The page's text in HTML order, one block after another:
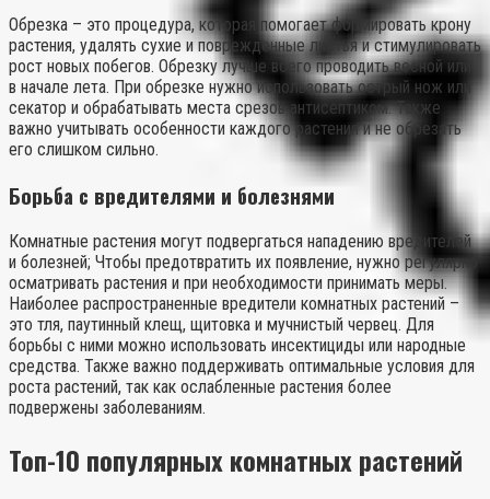
Обрезка – это процедура, которая помогает формировать крону
растения, удалять сухие и поврежденные листья и стимулировать
рост новых побегов. Обрезку лучше всего проводить весной или
в начале лета. При обрезке нужно использовать острый нож или
секатор и обрабатывать места срезов антисептиком. Также
важно учитывать особенности каждого растения и не обрезать
его слишком сильно.
Борьба с вредителями и болезнями
Комнатные растения могут подвергаться нападению вредителей
и болезней; Чтобы предотвратить их появление, нужно регулярно
осматривать растения и при необходимости принимать меры.
Наиболее распространенные вредители комнатных растений –
это тля, паутинный клещ, щитовка и мучнистый червец. Для
борьбы с ними можно использовать инсектициды или народные
средства. Также важно поддерживать оптимальные условия для
роста растений, так как ослабленные растения более
подвержены заболеваниям.
Топ-10 популярных комнатных растений